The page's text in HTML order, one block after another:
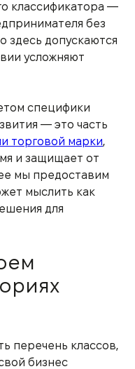
классификатора —
без
здесь допускаются
усложняют
специфики
— это часть
торговой марки,
и защищает от
мы предоставим
мыслить как
для
перечень классов,
бизнес